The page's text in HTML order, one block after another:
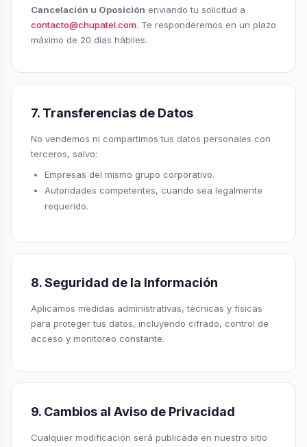
Cancelación u Oposición enviando tu solicitud a
contacto@chupatel.com. Te responderemos en un plazo
máximo de 20 días hábiles.
7. Transferencias de Datos
No vendemos ni compartimos tus datos personales con
terceros, salvo:
Empresas del mismo grupo corporativo.
Autoridades competentes, cuando sea legalmente
requerido.
8. Seguridad de la Información
Aplicamos medidas administrativas, técnicas y físicas
para proteger tus datos, incluyendo cifrado, control de
acceso y monitoreo constante.
9. Cambios al Aviso de Privacidad
Cualquier modificación será publicada en nuestro sitio